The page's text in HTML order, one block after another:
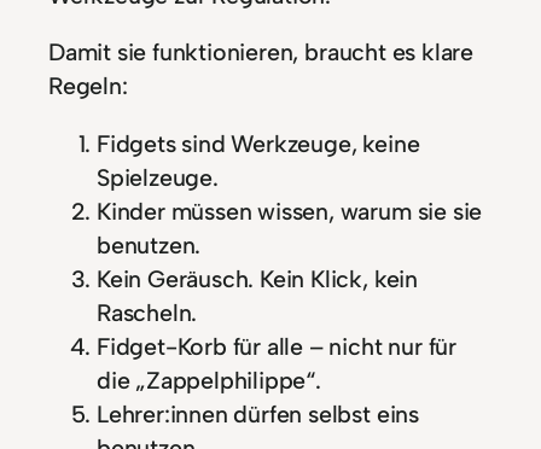
Damit sie funktionieren, braucht es klare
Regeln:
Fidgets sind Werkzeuge, keine
Spielzeuge.
Kinder müssen wissen, warum sie sie
benutzen.
Kein Geräusch. Kein Klick, kein
Rascheln.
Fidget-Korb für alle – nicht nur für
die „Zappelphilippe“.
Lehrer:innen dürfen selbst eins